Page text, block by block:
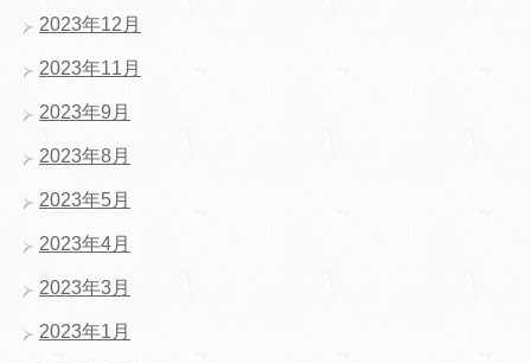
2023年12月
2023年11月
2023年9月
2023年8月
2023年5月
2023年4月
2023年3月
2023年1月